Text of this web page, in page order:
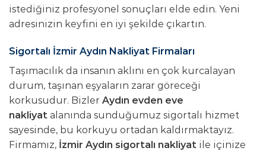
istediğiniz profesyonel sonuçları elde edin. Yeni
adresinizin keyfini en iyi şekilde çıkartın.
Sigortalı İzmir Aydın Nakliyat Firmaları
Taşımacılık da insanın aklını en çok kurcalayan
durum, taşınan eşyaların zarar göreceği
korkusudur. Bizler Aydın evden eve
nakliyat alanında sunduğumuz sigortalı hizmet
sayesinde, bu korkuyu ortadan kaldırmaktayız.
Firmamız, İzmir Aydın sigortalı nakliyat ile içinize